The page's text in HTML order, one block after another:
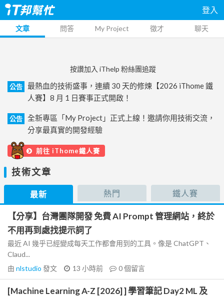
登入
文章 問答 My Project 徵才 聊天
按讚加入 iThelp 粉絲團追蹤
公告
最熱血的技術盛事，連續 30 天的修煉【2026 iThome 鐵
人賽】8 月 1 日賽事正式開啟！
公告
全新專區「My Project」正式上線！邀請你用技術交流，
分享最真實的開發經驗
前往 iThome鐵人賽
技術文章
最新 熱門 鐵人賽
【分享】台灣團隊開發 免費 AI Prompt 管理網站，終於
不用再到處找提示詞了
最近 AI 幾乎已經變成每天工作都會用到的工具。像是 ChatGPT、
Claud...
由 nlstudio 發文 13 小時前 0個留言
[Machine Learning A-Z [2026] ] 學習筆記 Day2 ML 及